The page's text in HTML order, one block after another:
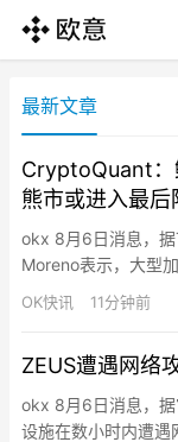
最新文章
CryptoQuant：
熊市或进入最后
okx 8月6日消息，
Moreno表示，大型
明熊市可能已进入
下跌。Moreno指出
池）已从2025年12
OK快讯 11分钟前
ZEUS遭遇网络
okx 8月6日消息，据
设施在数小时内遭遇